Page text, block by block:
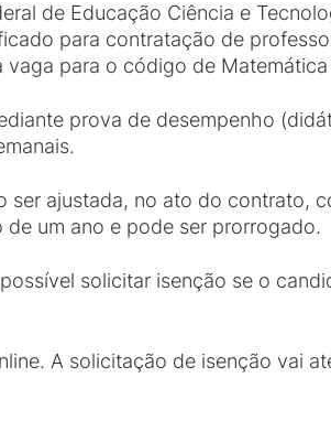
de Educação Ciência e
para contratação de
vaga para o código de
prova de desempenho
ser ajustada, no ato do contrato,
um ano e pode ser prorrogado.
solicitar isenção se o
A solicitação de isenção vai